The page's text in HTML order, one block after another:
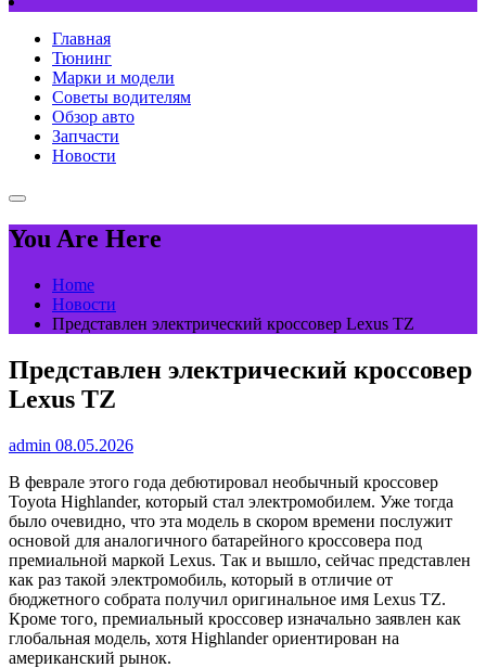
Главная
Тюнинг
Марки и модели
Советы водителям
Обзор авто
Запчасти
Новости
You Are Here
Home
Новости
Представлен электрический кроссовер Lexus TZ
Представлен электрический кроссовер
Lexus TZ
admin 08.05.2026
В феврале этого года дебютировал необычный кроссовер
Toyota Highlander, который стал электромобилем. Уже тогда
было очевидно, что эта модель в скором времени послужит
основой для аналогичного батарейного кроссовера под
премиальной маркой Lexus. Так и вышло, сейчас представлен
как раз такой электромобиль, который в отличие от
бюджетного собрата получил оригинальное имя Lexus TZ.
Кроме того, премиальный кроссовер изначально заявлен как
глобальная модель, хотя Highlander ориентирован на
американский рынок.